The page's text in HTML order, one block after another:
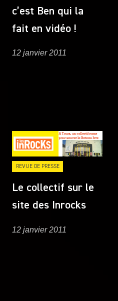
c’est Ben qui la
fait en vidéo !
12 janvier 2011
REVUE DE PRESSE
Le collectif sur le
site des Inrocks
12 janvier 2011